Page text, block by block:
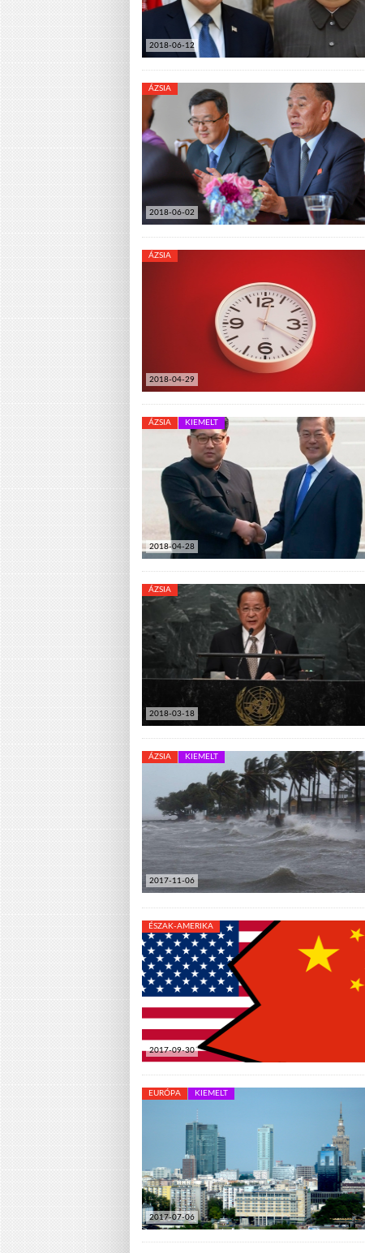
2018-06-12
2018-06-02
ÁZSIA
2018-04-29
ÁZSIA
2018-04-28
ÁZSIA KIEMELT
2018-03-18
ÁZSIA
2017-11-06
ÁZSIA KIEMELT
2017-09-30
ÉSZAK-AMERIKA
2017-07-06
EURÓPA KIEMELT